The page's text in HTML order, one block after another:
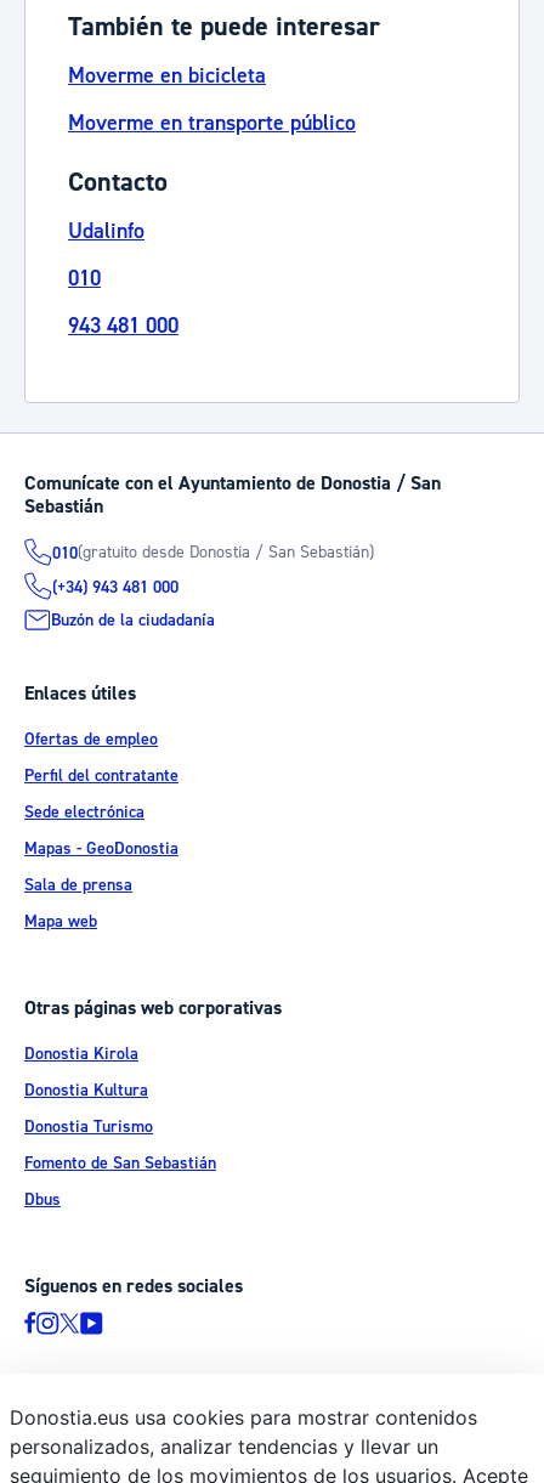
También te puede interesar
Moverme en bicicleta
Moverme en transporte público
Contacto
Udalinfo
010
943 481 000
Comunícate con el Ayuntamiento de Donostia / San
Sebastián
010(gratuito desde Donostia / San Sebastián)
(+34) 943 481 000
Buzón de la ciudadanía
Enlaces útiles
Ofertas de empleo
Perfil del contratante
Sede electrónica
Mapas - GeoDonostia
Sala de prensa
Mapa web
Otras páginas web corporativas
Donostia Kirola
Donostia Kultura
Donostia Turismo
Fomento de San Sebastián
Dbus
Síguenos en redes sociales
© Donostiako Udala - Ayuntamiento de Donostia / San Sebastián
Ijentea 1, 20003 Donostia / San Sebastián
Donostia.eus usa cookies para mostrar contenidos
personalizados, analizar tendencias y llevar un
seguimiento de los movimientos de los usuarios. Acepte